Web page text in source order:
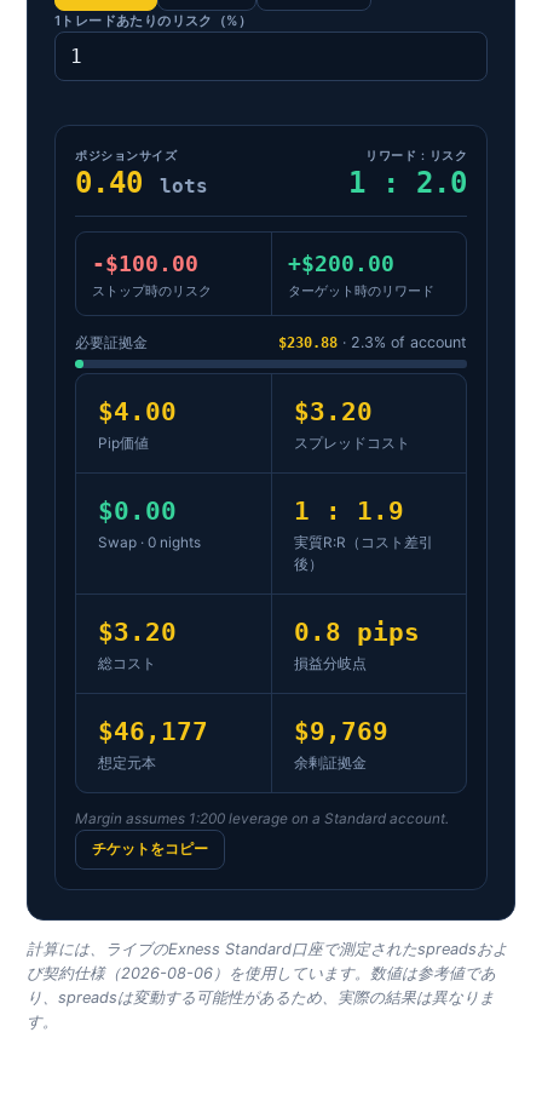
1トレードあたりのリスク（%）
ポジションサイズ
0.40 lots
リワード : リスク
1 : 2.0
-$100.00
ストップ時のリスク
+$200.00
ターゲット時のリワード
必要証拠金 $230.88 · 2.3% of account
$4.00
Pip価値
$3.20
スプレッドコスト
$0.00
Swap · 0 nights
1 : 1.9
実質R:R（コスト差引
後）
$3.20
総コスト
0.8 pips
損益分岐点
$46,177
想定元本
$9,769
余剰証拠金
Margin assumes 1:200 leverage on a Standard account.
チケットをコピー
計算には、ライブのExness Standard口座で測定されたspreadsおよ
び契約仕様（2026-08-06）を使用しています。数値は参考値であ
り、spreadsは変動する可能性があるため、実際の結果は異なりま
す。